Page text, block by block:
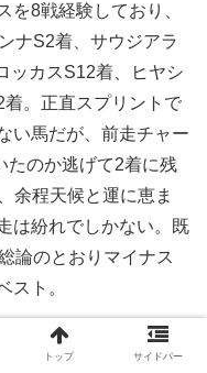
を8戦経験しており、
ナS2着、サウジアラ
ッカスS12着、ヒヤシ
。正直スプリントで
い馬だが、前走チャー
たのか逃げて2着に残
余程天候と運に恵ま
は紛れでしかない。既
論のとおりマイナス
スト。
トップ サイドバー